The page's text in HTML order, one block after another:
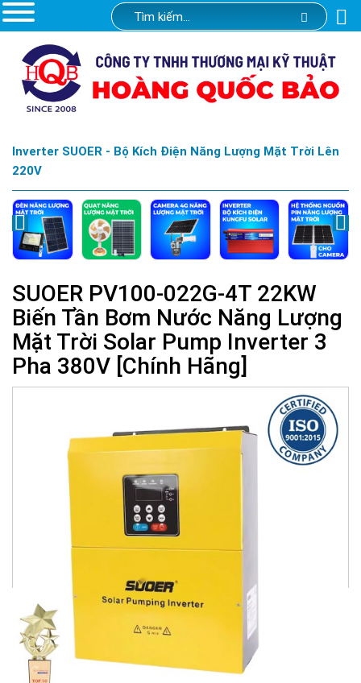
Inverter SUOER - Bộ Kích Điện Năng Lượng Mặt Trời Lên
220V
SUOER PV100-022G-4T 22KW
Biến Tần Bơm Nước Năng Lượng
Mặt Trời Solar Pump Inverter 3
Pha 380V [Chính Hãng]